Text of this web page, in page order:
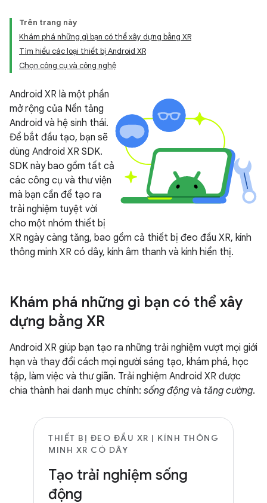
Trên trang này
Khám phá những gì bạn có thể xây dựng bằng XR
Tìm hiểu các loại thiết bị Android XR
Chọn công cụ và công nghệ
Android XR là một phần
mở rộng của Nền tảng
Android và hệ sinh thái.
Để bắt đầu tạo, bạn sẽ
dùng Android XR SDK.
SDK này bao gồm tất cả
các công cụ và thư viện
mà bạn cần để tạo ra
trải nghiệm tuyệt vời
cho một nhóm thiết bị
XR ngày càng tăng, bao gồm cả thiết bị đeo đầu XR, kính
thông minh XR có dây, kính âm thanh và kính hiển thị.
Khám phá những gì bạn có thể xây
dựng bằng XR
Android XR giúp bạn tạo ra những trải nghiệm vượt mọi giới
hạn và thay đổi cách mọi người sáng tạo, khám phá, học
tập, làm việc và thư giãn. Trải nghiệm Android XR được
chia thành hai danh mục chính: sống động và tăng cường.
THIẾT BỊ ĐEO ĐẦU XR | KÍNH THÔNG
MINH XR CÓ DÂY
Tạo trải nghiệm sống
động